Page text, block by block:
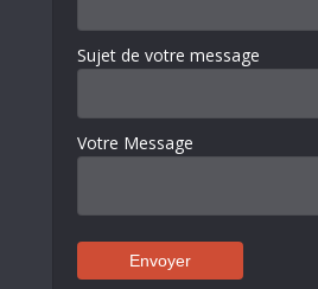
Sujet de votre message
Votre Message